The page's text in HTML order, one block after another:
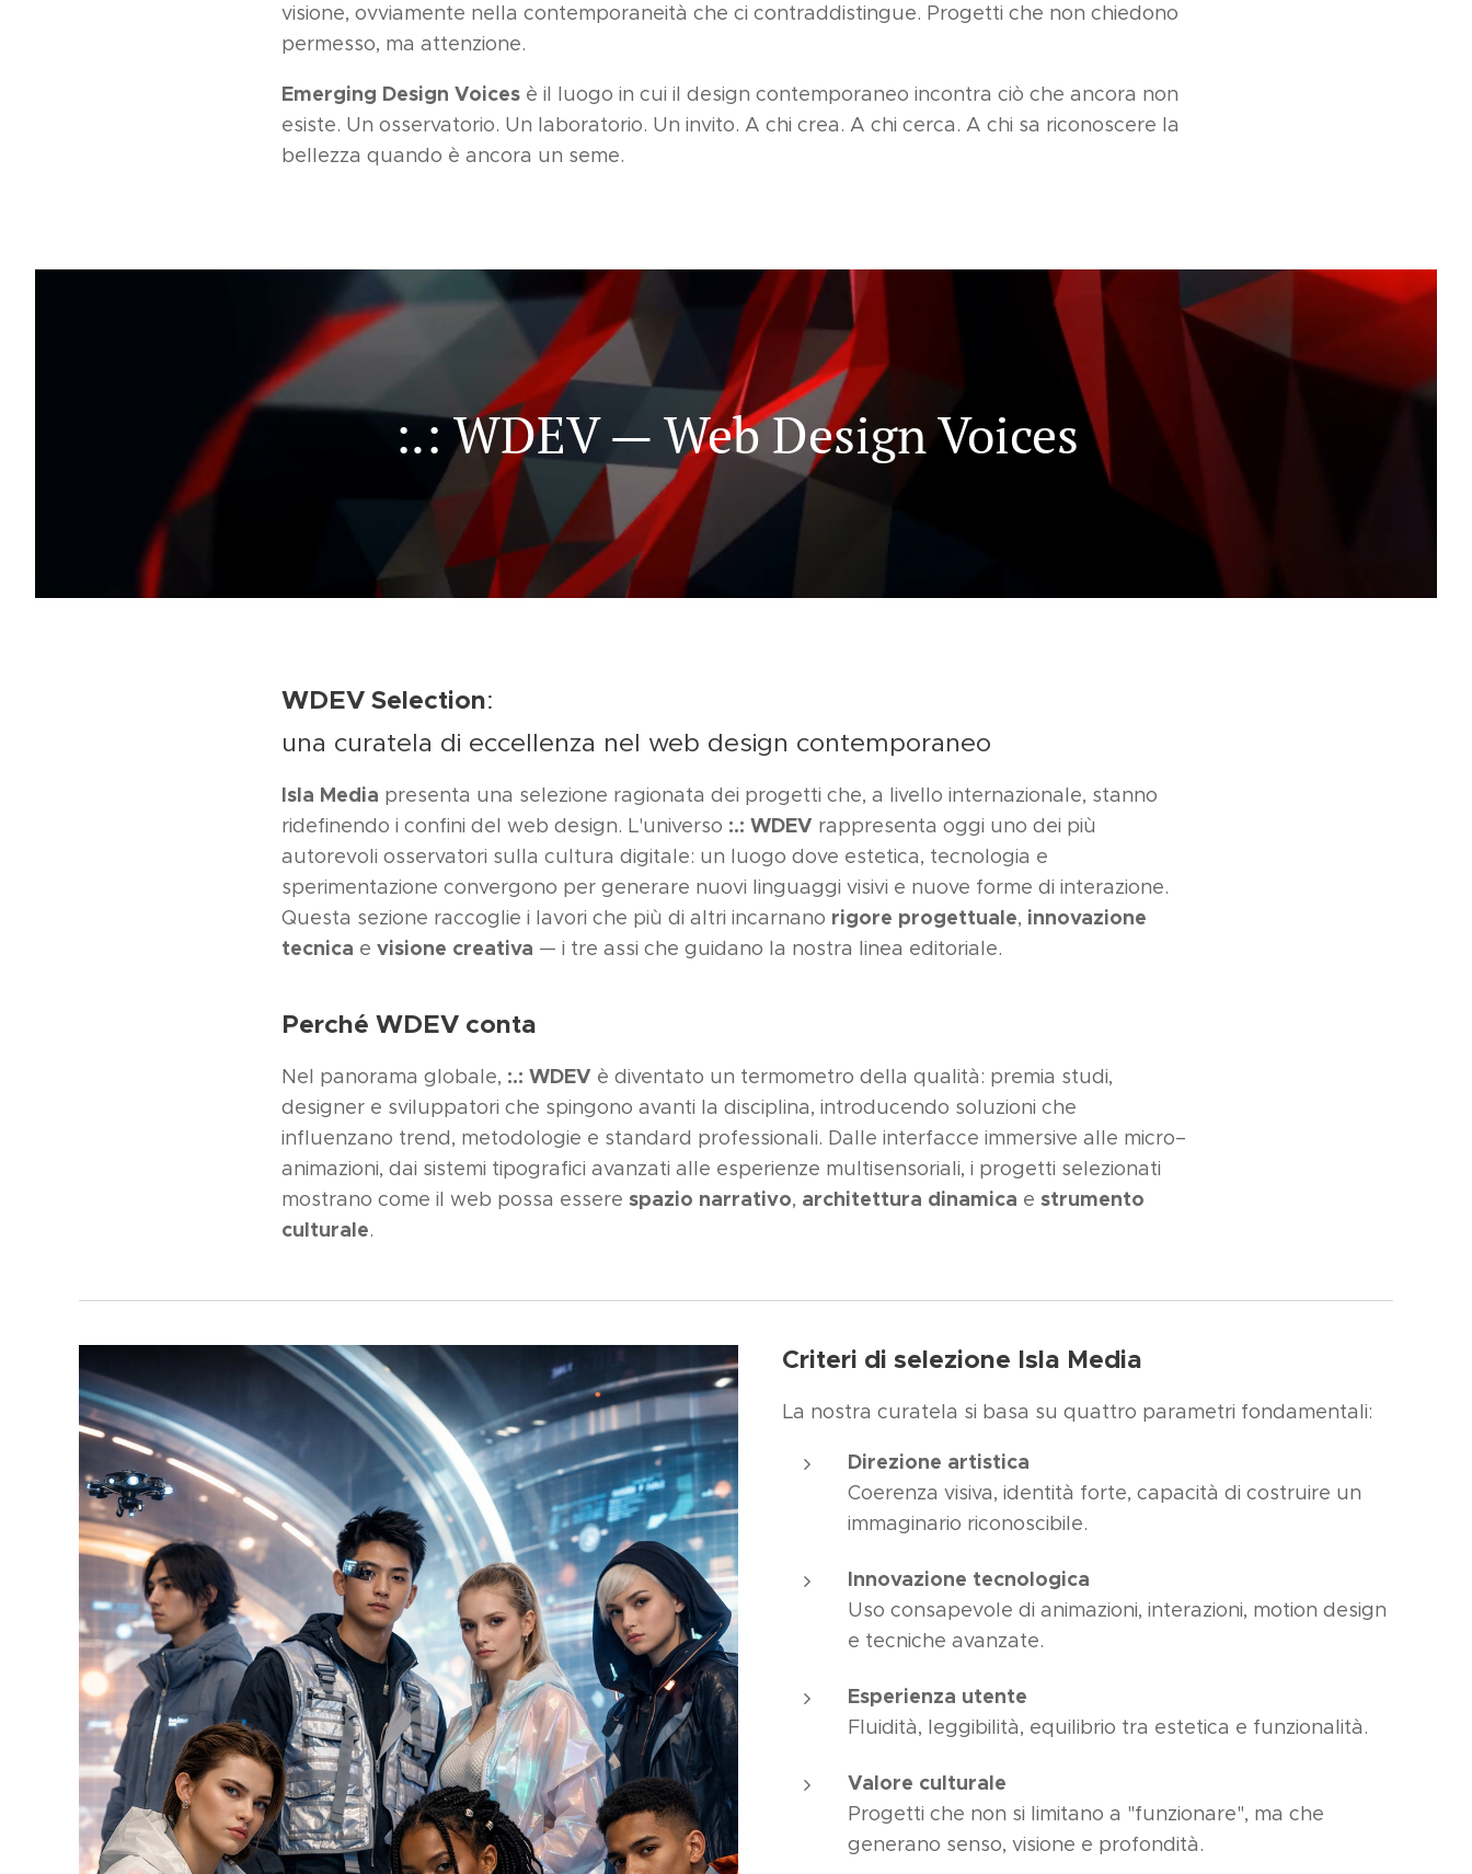
visione, ovviamente nella contemporaneità che ci contraddistingue. Progetti che non chiedono
permesso, ma attenzione.
Emerging Design Voices è il luogo in cui il design contemporaneo incontra ciò che ancora non
esiste. Un osservatorio. Un laboratorio. Un invito. A chi crea. A chi cerca. A chi sa riconoscere la
bellezza quando è ancora un seme.
:.: WDEV — Web Design Voices
WDEV Selection:
una curatela di eccellenza nel web design contemporaneo
Isla Media presenta una selezione ragionata dei progetti che, a livello internazionale, stanno
ridefinendo i confini del web design. L'universo :.: WDEV rappresenta oggi uno dei più
autorevoli osservatori sulla cultura digitale: un luogo dove estetica, tecnologia e
sperimentazione convergono per generare nuovi linguaggi visivi e nuove forme di interazione.
Questa sezione raccoglie i lavori che più di altri incarnano rigore progettuale, innovazione
tecnica e visione creativa — i tre assi che guidano la nostra linea editoriale.
Perché WDEV conta
Nel panorama globale, :.: WDEV è diventato un termometro della qualità: premia studi,
designer e sviluppatori che spingono avanti la disciplina, introducendo soluzioni che
influenzano trend, metodologie e standard professionali. Dalle interfacce immersive alle micro–
animazioni, dai sistemi tipografici avanzati alle esperienze multisensoriali, i progetti selezionati
mostrano come il web possa essere spazio narrativo, architettura dinamica e strumento
culturale.
Criteri di selezione Isla Media
La nostra curatela si basa su quattro parametri fondamentali:
Direzione artistica
Coerenza visiva, identità forte, capacità di costruire un
immaginario riconoscibile.
Innovazione tecnologica
Uso consapevole di animazioni, interazioni, motion design
e tecniche avanzate.
Esperienza utente
Fluidità, leggibilità, equilibrio tra estetica e funzionalità.
Valore culturale
Progetti che non si limitano a "funzionare", ma che
generano senso, visione e profondità.